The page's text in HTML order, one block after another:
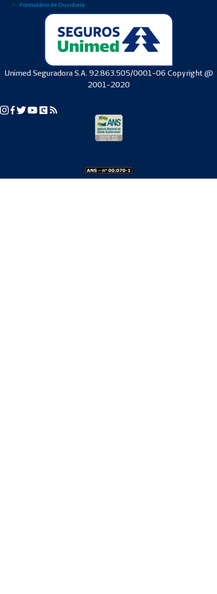
Formulário de Ouvidoria
Unimed Seguradora S.A. 92.863.505/0001-06 Copyright @
2001-2020